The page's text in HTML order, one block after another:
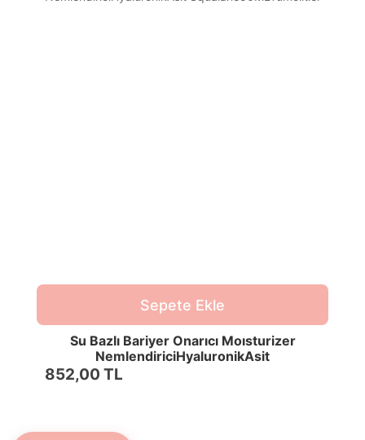
Sepete Ekle
Su Bazlı Bariyer Onarıcı Moısturizer
NemlendiriciHyaluronikAsit
Squalane50MLTümciltler
852,00 TL